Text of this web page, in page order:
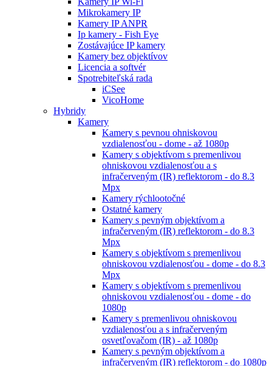
Mikrokamery IP
Kamery IP ANPR
Ip kamery - Fish Eye
Zostávajúce IP kamery
Kamery bez objektívov
Licencia a softvér
Spotrebiteľská rada
iCSee
VicoHome
Hybridy
Kamery
Kamery s pevnou ohniskovou
vzdialenosťou - dome - až 1080p
Kamery s objektívom s premenlivou
ohniskovou vzdialenosťou a s
infračerveným (IR) reflektorom - do 8.3
Mpx
Kamery rýchlootočné
Ostatné kamery
Kamery s pevným objektívom a
infračerveným (IR) reflektorom - do 8.3
Mpx
Kamery s objektívom s premenlivou
ohniskovou vzdialenosťou - dome - do 8.3
Mpx
Kamery s objektívom s premenlivou
ohniskovou vzdialenosťou - dome - do
1080p
Kamery s premenlivou ohniskovou
vzdialenosťou a s infračerveným
osvetľovačom (IR) - až 1080p
Kamery s pevným objektívom a
infračerveným (IR) reflektorom - do 1080p